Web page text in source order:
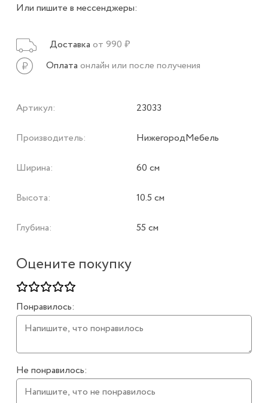
Оцените покупку
Понравилось:
Не понравилось:
Или пишите в мессенджеры:
Доставка от 990 ₽
Оплата онлайн или после получения
Артикул: 23033
Производитель: НижегородМебель
Ширина: 60 см
Высота: 10.5 см
Глубина: 55 см